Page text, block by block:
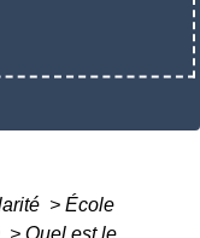
> École
> Quel est le